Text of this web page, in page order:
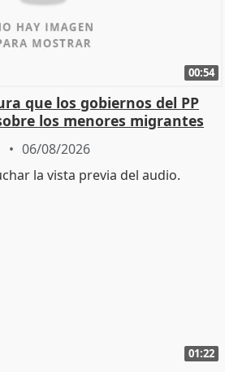
00:54
que los gobiernos del PP
los menores migrantes
06/08/2026
01:22